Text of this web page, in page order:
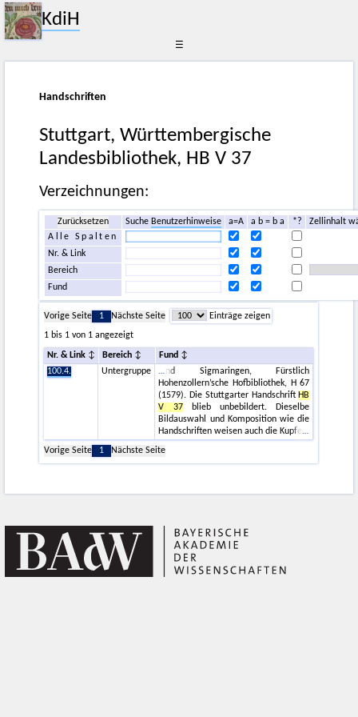
KdiH
☰
Handschriften
Stuttgart, Württembergische
Landesbibliothek, HB V 37
Verzeichnungen:
Zurücksetzen SucheBenutzerhinweise a=A a b = b a *?
Zellinhalt
Alle Spalten
Nr. & Link
Bereich
Fund
Vorige Seite 1 Nächste Seite
Einträge zeigen
1 bis 1 von 1 angezeigt
Nr. & Link Bereich
Fund
100.4.
Untergruppe
nd Sigmaringen, Fürstlich
Hohenzollern’sche Hofbibliothek, H 67
(1579). Die Stuttgarter Handschrift HB
V 37blieb unbebildert. Dieselbe
Bildauswahl und Komposition wie die
Handschriften weisen auch die Kupfe
Vorige Seite
1 Nächste Seite